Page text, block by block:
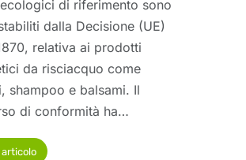
di riferimento sono
dalla Decisione (UE)
relativa ai prodotti
da risciacquo come
shampoo e balsami. Il
di conformità ha…
articolo